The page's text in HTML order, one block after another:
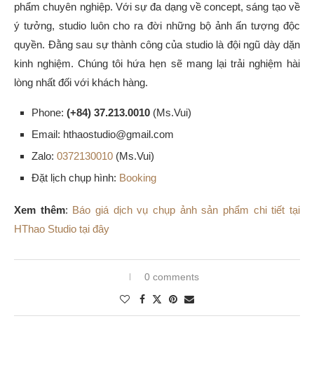
phẩm chuyên nghiệp. Với sự đa dạng về concept, sáng tạo về
ý tưởng, studio luôn cho ra đời những bộ ảnh ấn tượng độc
quyền. Đằng sau sự thành công của studio là đội ngũ dày dặn
kinh nghiệm. Chúng tôi hứa hẹn sẽ mang lại trải nghiệm hài
lòng nhất đối với khách hàng.
Phone: (+84) 37.213.0010 (Ms.Vui)
Email: hthaostudio@gmail.com
Zalo: 0372130010 (Ms.Vui)
Đặt lịch chụp hình: Booking
Xem thêm: Báo giá dịch vụ chụp ảnh sản phẩm chi tiết tại
HThao Studio tại đây
0 comments